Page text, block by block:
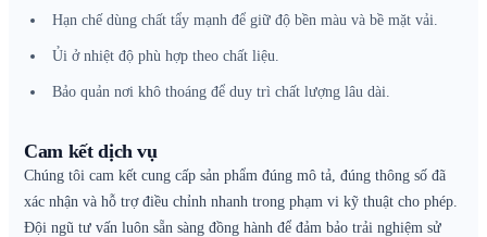
Hạn chế dùng chất tẩy mạnh để giữ độ bền màu và bề mặt vải.
Ủi ở nhiệt độ phù hợp theo chất liệu.
Bảo quản nơi khô thoáng để duy trì chất lượng lâu dài.
Cam kết dịch vụ
Chúng tôi cam kết cung cấp sản phẩm đúng mô tả, đúng thông số đã
xác nhận và hỗ trợ điều chỉnh nhanh trong phạm vi kỹ thuật cho phép.
Đội ngũ tư vấn luôn sẵn sàng đồng hành để đảm bảo trải nghiệm sử